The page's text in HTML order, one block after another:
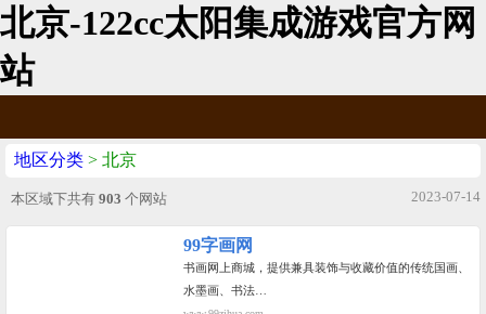
北京-122cc太阳集成游戏官方网
站
地区分类 > 北京
本区域下共有 903 个网站 2023-07-14
99字画网
书画网上商城，提供兼具装饰与收藏价值的传统国画、
水墨画、书法…